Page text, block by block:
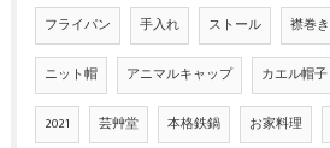
フライパン 手入れ ストール 襟巻き
ニット帽 アニマルキャップ カエル帽子
2021 芸艸堂 本格鉄鍋 お家料理